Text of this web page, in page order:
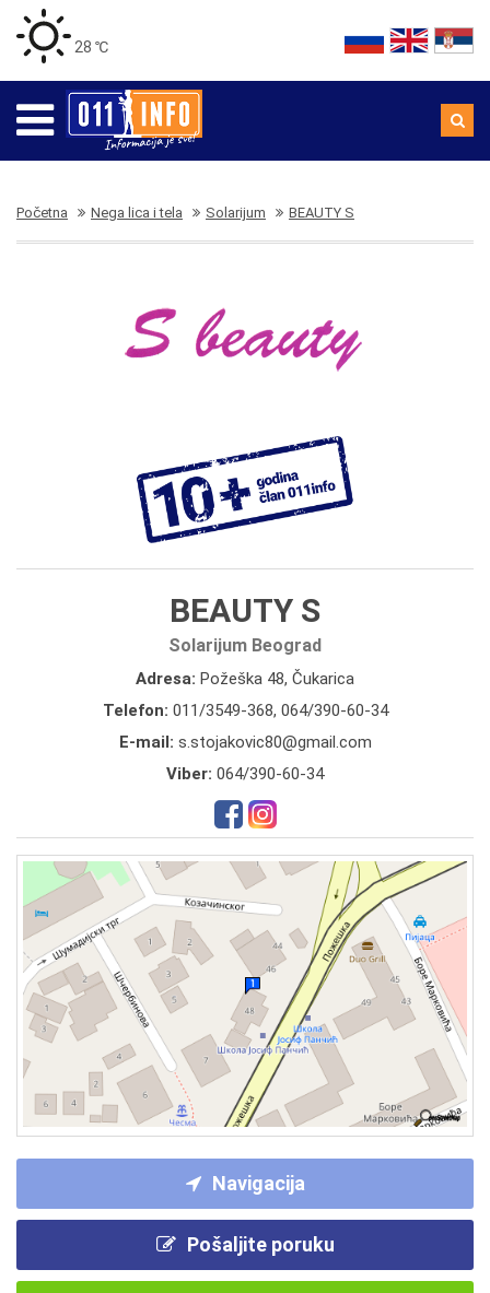
28 ℃
Početna Nega lica i tela Solarijum BEAUTY S
BEAUTY S
Solarijum Beograd
Adresa: Požeška 48, Čukarica
Telefon: 011/3549-368, 064/390-60-34
E-mail: s.stojakovic80@gmail.com
Viber: 064/390-60-34
Navigacija
Pošaljite poruku